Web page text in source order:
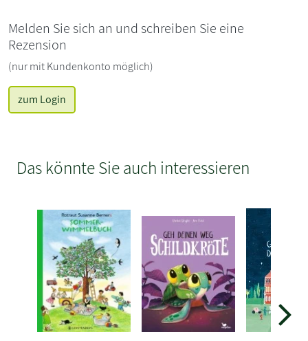
Melden Sie sich an und schreiben Sie eine
Rezension
(nur mit Kundenkonto möglich)
zum Login
Das könnte Sie auch interessieren